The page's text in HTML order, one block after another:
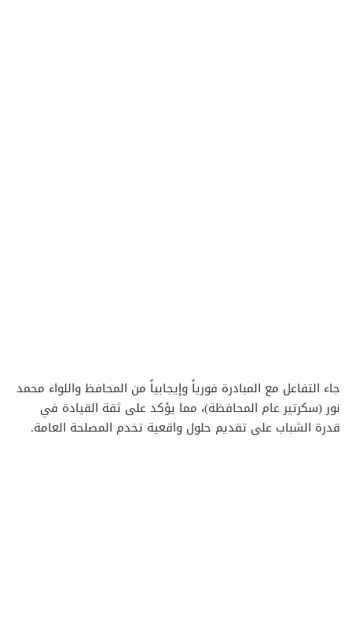
جاء التفاعل مع المبادرة فورياً وإيجابياً من المحافظ واللواء محمد
نور (سكرتير عام المحافظة)، مما يؤكد على ثقة القيادة في
قدرة الشباب على تقديم حلول واقعية تخدم المصلحة العامة.